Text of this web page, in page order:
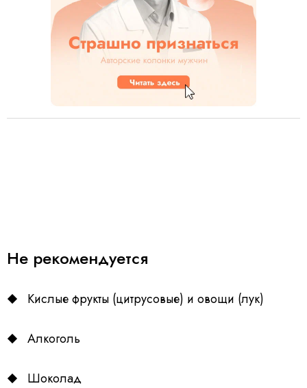
Не рекомендуется
Кислые фрукты (цитрусовые) и овощи (лук)
Алкоголь
Шоколад